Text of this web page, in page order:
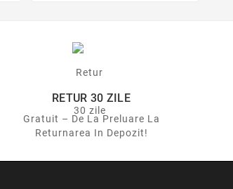
RETUR 30 ZILE
Gratuit – De La Preluare La
Returnarea In Depozit!